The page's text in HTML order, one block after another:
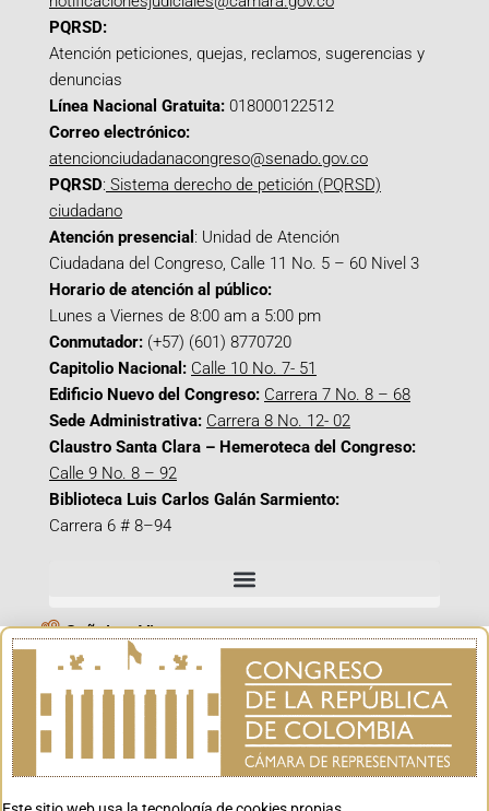
PQRSD:
Atención peticiones, quejas, reclamos, sugerencias y
denuncias
Línea Nacional Gratuita: 018000122512
Correo electrónico:
atencionciudadanacongreso@senado.gov.co
PQRSD: Sistema derecho de petición (PQRSD)
ciudadano
Atención presencial : Unidad de Atención
Ciudadana del Congreso, Calle 11 No. 5 – 60 Nivel 3
Horario de atención al público:
Lunes a Viernes de 8:00 am a 5:00 pm
Conmutador: (+57) (601) 8770720
Capitolio Nacional: Calle 10 No. 7- 51
Edificio Nuevo del Congreso: Carrera 7 No. 8 – 68
Sede Administrativa: Carrera 8 No. 12- 02
Claustro Santa Clara – Hemeroteca del Congreso:
Calle 9 No. 8 – 92
Biblioteca Luis Carlos Galán Sarmiento:
Carrera 6 # 8–94
Señal en Vivo
Facebook_@CamaraColombia
Instagram_@CamaraColombia
X_@CamaraColombia
Youtube_@CamaraColombia
Tiktok_@CamaraColombia